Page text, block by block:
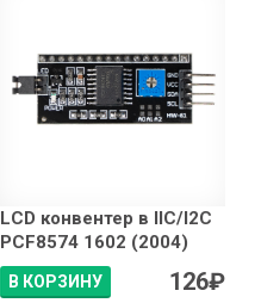
LCD конвентер в IIC/I2C
PCF8574 1602 (2004)
В КОРЗИНУ 126₽